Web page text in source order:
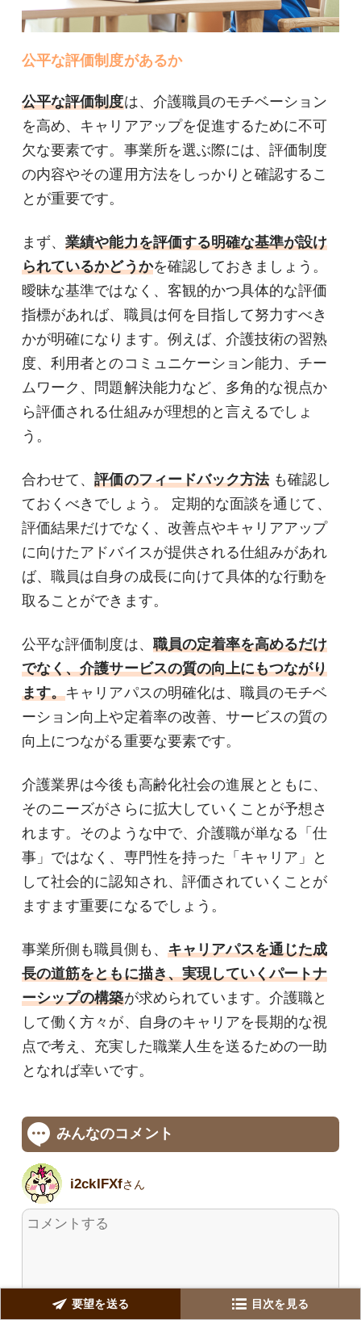
公平な評価制度があるか
公平な評価制度は、介護職員のモチベーション
を高め、キャリアアップを促進するために不可
欠な要素です。事業所を選ぶ際には、評価制度
の内容やその運用方法をしっかりと確認するこ
とが重要です。
まず、業績や能力を評価する明確な基準が設け
られているかどうかを確認しておきましょう。
曖昧な基準ではなく、客観的かつ具体的な評価
指標があれば、職員は何を目指して努力すべき
かが明確になります。例えば、介護技術の習熟
度、利用者とのコミュニケーション能力、チー
ムワーク、問題解決能力など、多角的な視点か
ら評価される仕組みが理想的と言えるでしょ
う。
合わせて、評価のフィードバック方法も確認し
ておくべきでしょう。 定期的な面談を通じて、
評価結果だけでなく、改善点やキャリアアップ
に向けたアドバイスが提供される仕組みがあれ
ば、職員は自身の成長に向けて具体的な行動を
取ることができます。
公平な評価制度は、 職員の定着率を高めるだけ
でなく、介護サービスの質の向上にもつながり
ます。キャリアパスの明確化は、職員のモチベ
ーション向上や定着率の改善、サービスの質の
向上につながる重要な要素です。
介護業界は今後も高齢化社会の進展とともに、
そのニーズがさらに拡大していくことが予想さ
れます。そのような中で、介護職が単なる「仕
事」ではなく、専門性を持った「キャリア」と
して社会的に認知され、評価されていくことが
ますます重要になるでしょう。
事業所側も職員側も、 キャリアパスを通じた成
長の道筋をともに描き、実現していくパートナ
ーシップの構築が求められています。介護職と
して働く方々が、自身のキャリアを長期的な視
点で考え、充実した職業人生を送るための一助
となれば幸いです。
みんなのコメント
i2ckIFXfさん
要望を送る 目次を見る